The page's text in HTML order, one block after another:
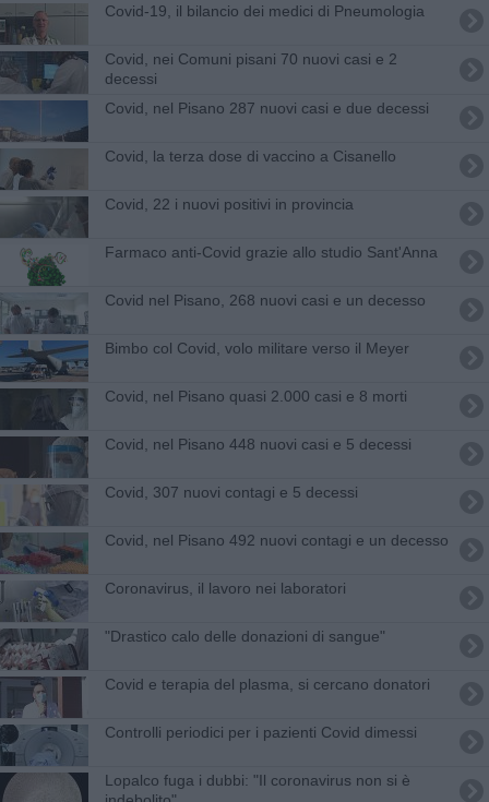
Covid-19, il bilancio dei medici di Pneumologia
Covid, nei Comuni pisani 70 nuovi casi e 2
decessi
Covid, nel Pisano 287 nuovi casi e due decessi
Covid, la terza dose di vaccino a Cisanello
Covid, 22 i nuovi positivi in provincia
Farmaco anti-Covid grazie allo studio Sant'Anna
Covid nel Pisano, 268 nuovi casi e un decesso
Bimbo col Covid, volo militare verso il Meyer
Covid, nel Pisano quasi 2.000 casi e 8 morti
Covid, nel Pisano 448 nuovi casi e 5 decessi
Covid, 307 nuovi contagi e 5 decessi
Covid, nel Pisano 492 nuovi contagi e un decesso
Coronavirus, il lavoro nei laboratori
"Drastico calo delle donazioni di sangue"
Covid e terapia del plasma, si cercano donatori
Controlli periodici per i pazienti Covid dimessi
Lopalco fuga i dubbi: "Il coronavirus non si è